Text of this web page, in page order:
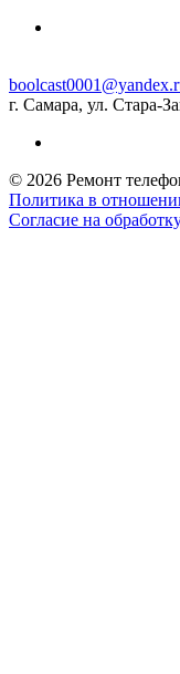
г. Самара, ул. Стара-
© 2026 Ремонт
Политика в
Согласие на